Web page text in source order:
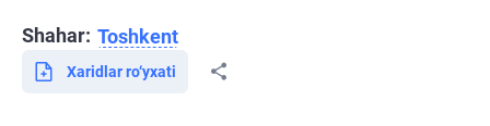
Shahar: Toshkent
Xaridlar ro‘yxati